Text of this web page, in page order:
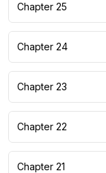
Chapter 25
Chapter 24
Chapter 23
Chapter 22
Chapter 21